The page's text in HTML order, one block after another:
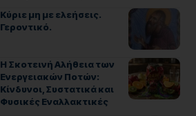
Kύριε μη με ελεήσεις.
Γεροντικό.
Η Σκοτεινή Αλήθεια των
Ενεργειακών Ποτών:
Κίνδυνοι, Συστατικά και
Φυσικές Εναλλακτικές